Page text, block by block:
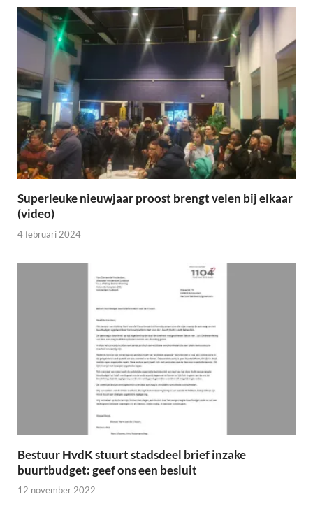
Superleuke nieuwjaar proost brengt velen bij elkaar
(video)
4 februari 2024
Bestuur HvdK stuurt stadsdeel brief inzake
buurtbudget: geef ons een besluit
12 november 2022